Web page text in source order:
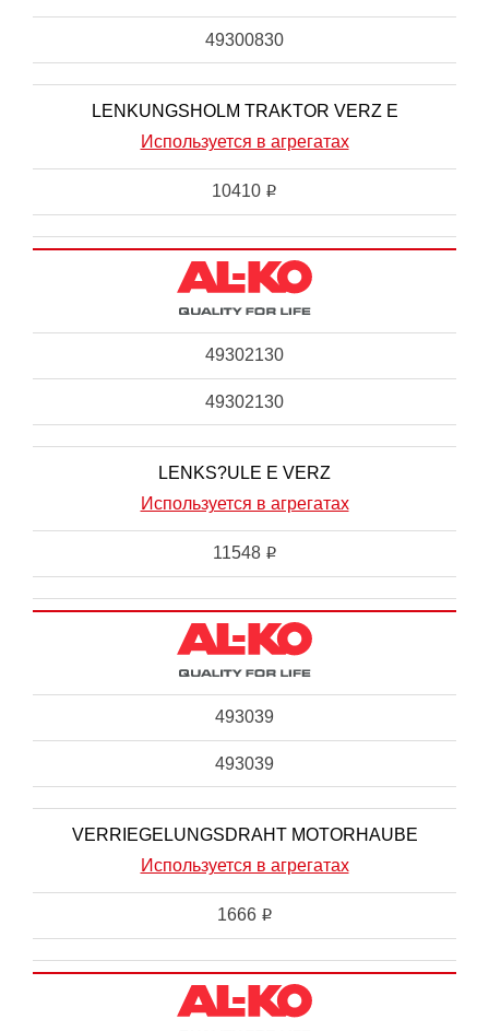
49300830
LENKUNGSHOLM TRAKTOR VERZ E
Используется в агрегатах
10410 i
49302130
49302130
LENKS?ULE E VERZ
Используется в агрегатах
11548 i
493039
493039
VERRIEGELUNGSDRAHT MOTORHAUBE
Используется в агрегатах
1666 i